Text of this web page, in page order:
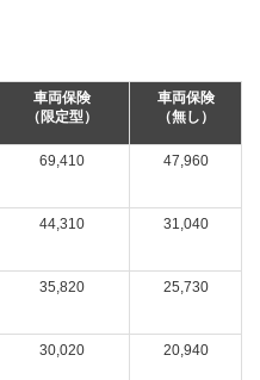
車両保険
（限定型）
車両保険
（無し）
69,410 47,960
44,310 31,040
35,820 25,730
30,020 20,940